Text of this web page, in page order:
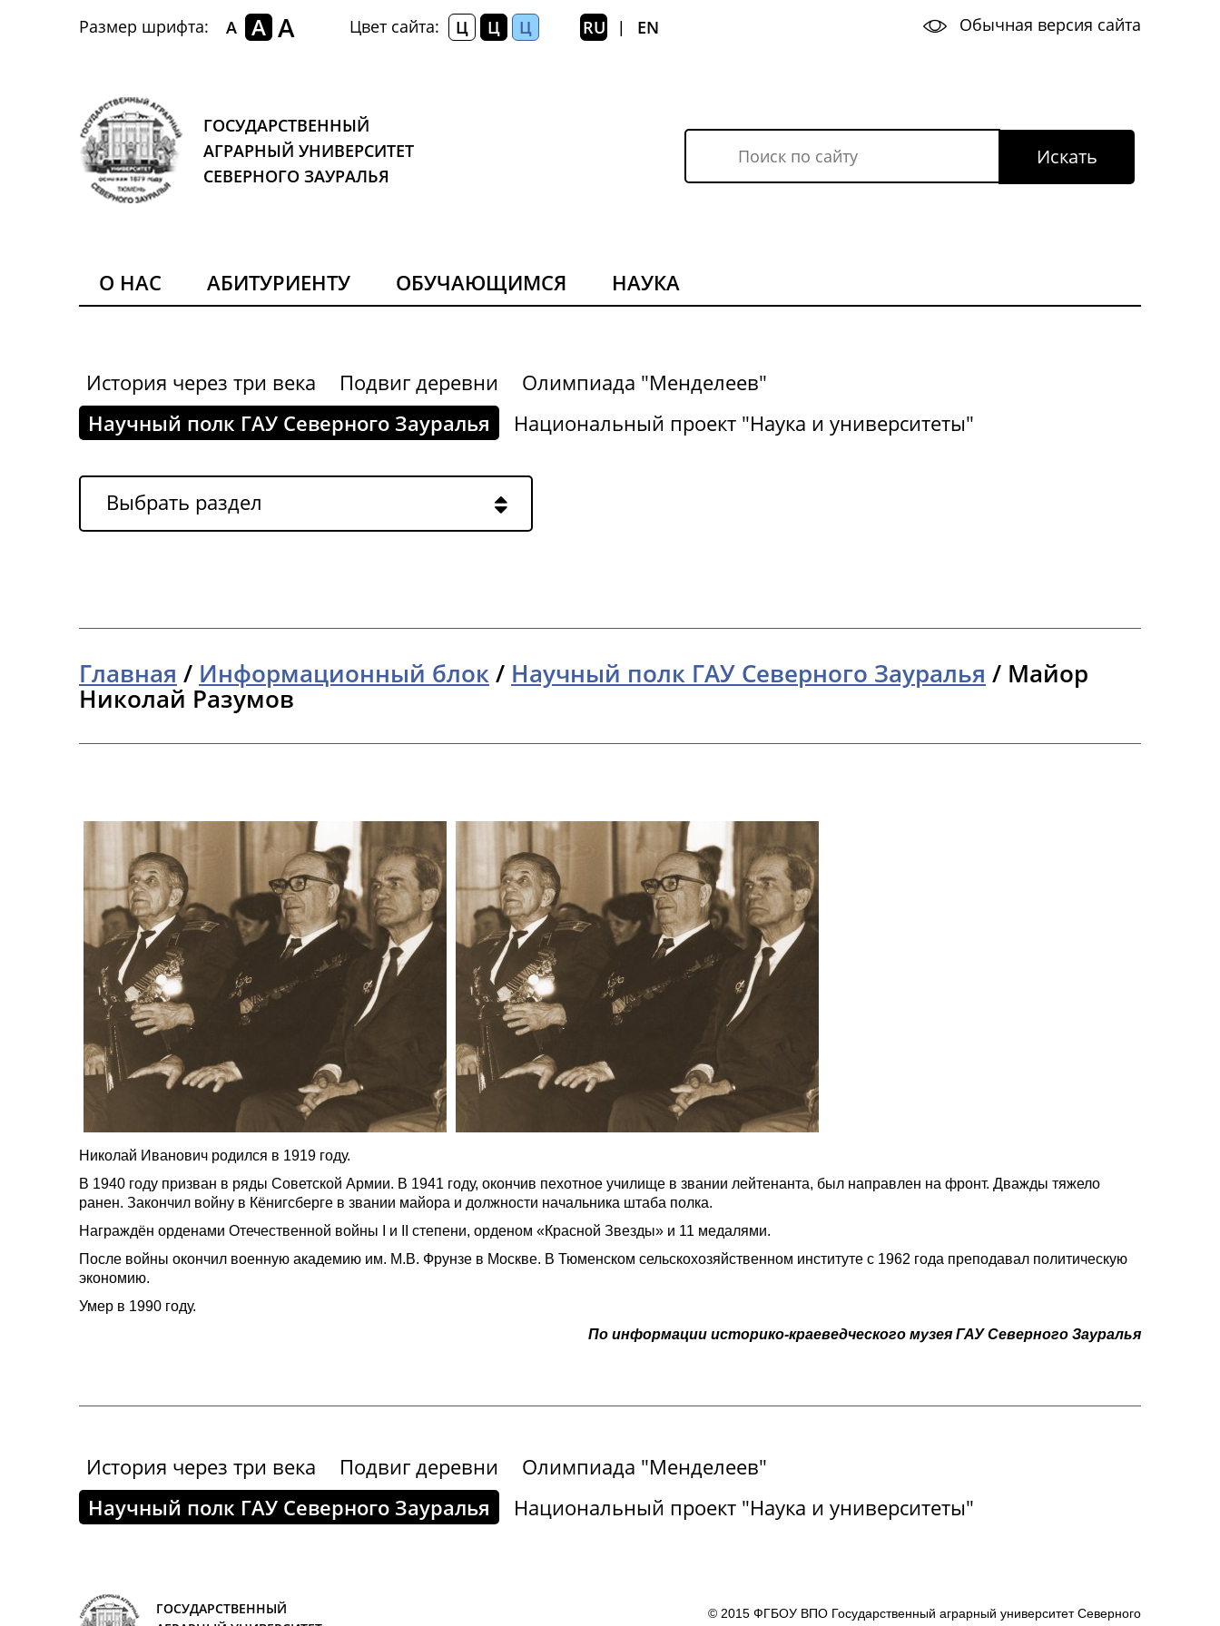
Размер шрифта: A A A Цвет сайта: Ц Ц Ц RU EN Обычная версия сайта
ГОСУДАРСТВЕННЫЙ
АГРАРНЫЙ УНИВЕРСИТЕТ
СЕВЕРНОГО ЗАУРАЛЬЯ
О НАС АБИТУРИЕНТУ ОБУЧАЮЩИМСЯ НАУКА
История через три века Подвиг деревни
Олимпиада "Менделеев"
Научный полк ГАУ Северного Зауралья
Национальный проект "Наука и университеты"
Выбрать раздел
Главная / Информационный блок/ Научный полк ГАУ Северного Зауралья / Майор
Николай Разумов
Николай Иванович родился в 1919 году.
В 1940 году призван в ряды Советской Армии. В 1941 году, окончив пехотное училище в звании лейтенанта, был направлен на фронт. Дважды тяжело
ранен. Закончил войну в Кёнигсберге в звании майора и должности начальника штаба полка.
Награждён орденами Отечественной войны I и II степени, орденом «Красной Звезды» и 11 медалями.
После войны окончил военную академию им. М.В. Фрунзе в Москве. В Тюменском сельскохозяйственном институте с 1962 года преподавал политическую
экономию.
Умер в 1990 году.
По информации историко-краеведческого музея ГАУ Северного Зауралья
История через три века Подвиг деревни
Олимпиада "Менделеев"
Научный полк ГАУ Северного Зауралья
Национальный проект "Наука и университеты"
ГОСУДАРСТВЕННЫЙ
© 2015 ФГБОУ ВПО Государственный аграрный университет Северного